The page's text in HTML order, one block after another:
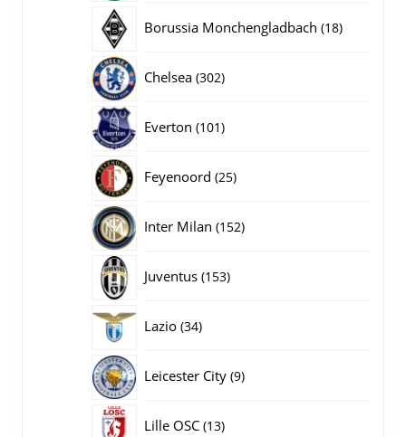
Borussia Monchengladbach 1818
Chelsea 302302
Everton 101101
Feyenoord 2525
Inter Milan 152152
Juventus 153153
Lazio 3434
Leicester City 99
Lille OSC 1313